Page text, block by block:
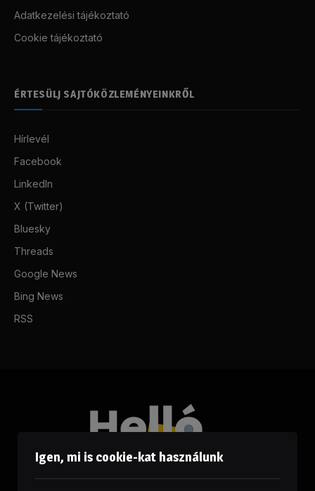
Adatkezelési tájékoztató
Cookie tájékoztató
ÉRTESÜLJ SAJTÓKÖZLEMÉNYEINKRŐL
Hírlevél
Facebook
LinkedIn
X (Twitter)
Bluesky
Threads
Google News
Bing News
RSS
Igen, mi is cookie-kat használunk